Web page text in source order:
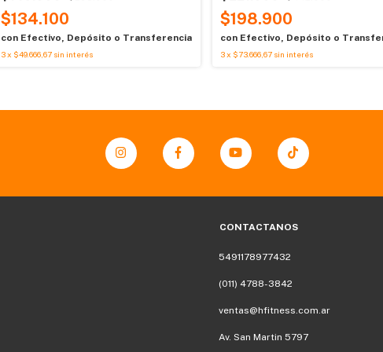
$134.100
con Efectivo, Depósito o Transferencia
3x $49.666,67 sin interés
$198.900
con Efectivo, Depósito o
3x $73.666,67 sin interés
CONTACTANOS
5491178977432
(011) 4788-3842
ventas@hfitness.com.ar
Av. San Martin 5797